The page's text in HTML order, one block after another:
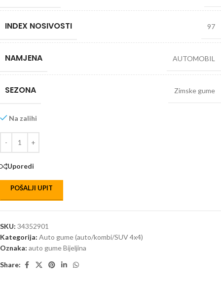
INDEX NOSIVOSTI 97
NAMJENA AUTOMOBIL
SEZONA Zimske gume
Na zalihi
Uporedi
POŠALJI UPIT
SKU: 34352901
Kategorija: Auto gume (auto/kombi/SUV 4x4)
Oznaka: auto gume Bijeljina
Share: